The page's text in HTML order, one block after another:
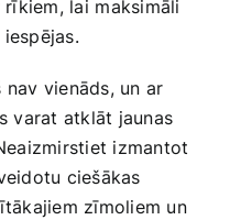
lai⁣ maksimāli
vienāds, un ar
varat atklāt jaunas
izmantot
ciešākas
zīmoliem un⁢